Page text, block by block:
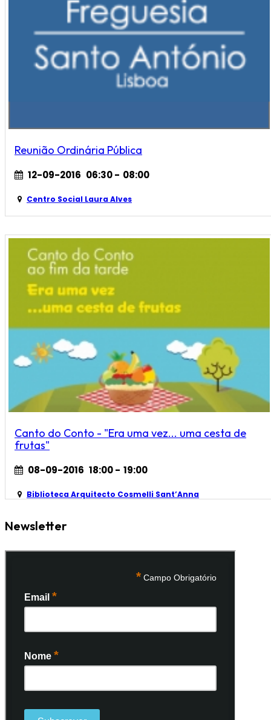
Reunião Ordinária Pública
12-09-2016 06:30- 08:00
Centro Social Laura Alves
Canto do Conto - "Era uma vez... uma cesta de
frutas"
08-09-2016 18:00- 19:00
Biblioteca Arquitecto Cosmelli Sant’Anna
Newsletter